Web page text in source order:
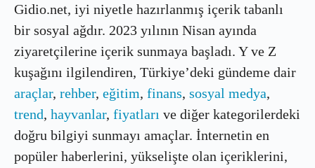
Gidio.net, iyi niyetle hazırlanmış içerik tabanlı
bir sosyal ağdır. 2023 yılının Nisan ayında
ziyaretçilerine içerik sunmaya başladı. Y ve Z
kuşağını ilgilendiren, Türkiye’deki gündeme dair
araçlar, rehber, eğitim, finans, sosyal medya,
trend, hayvanlar, fiyatları ve diğer kategorilerdeki
doğru bilgiyi sunmayı amaçlar. İnternetin en
popüler haberlerini, yükselişte olan içeriklerini,